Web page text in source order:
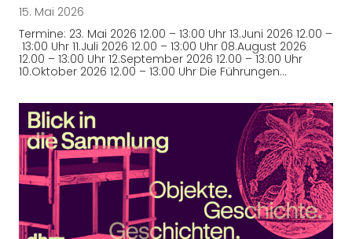
15. Mai 2026
Termine: 23. Mai 2026 12.00 – 13:00 Uhr 13.Juni 2026 12.00 –
13:00 Uhr 11.Juli 2026 12.00 – 13:00 Uhr 08.August 2026
12.00 – 13:00 Uhr 12.September 2026 12.00 – 13:00 Uhr
10.Oktober 2026 12.00 – 13:00 Uhr Die Führungen…